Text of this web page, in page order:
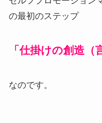
の最初のステップ
「仕掛けの創造（
なのです。